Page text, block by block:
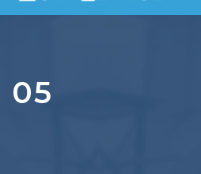
05